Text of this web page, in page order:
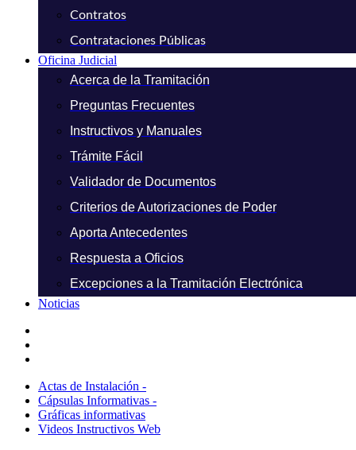
Contratos
Contrataciones Públicas
Oficina Judicial
Acerca de la Tramitación
Preguntas Frecuentes
Instructivos y Manuales
Trámite Fácil
Validador de Documentos
Criterios de Autorizaciones de Poder
Aporta Antecedentes
Respuesta a Oficios
Excepciones a la Tramitación Electrónica
Noticias
Actas de Instalación -
Cápsulas Informativas -
Gráficas informativas
Videos Instructivos Web